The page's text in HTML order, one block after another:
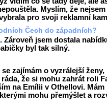
Myslím, že nejsem
pro svoji reklamní
Čech do západních?
Zároveň jsem dostala
byl tak silný.
zajímám o vyzrálejší ženy,
že si mohu zahrát roli
na Emílii v Othellovi. Mám
mohu přemýšlet a